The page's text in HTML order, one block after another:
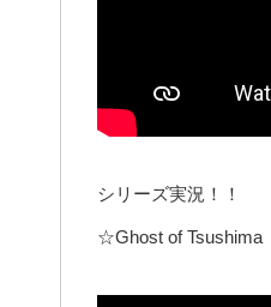
シリーズ実況！！
☆Ghost of Tsushima